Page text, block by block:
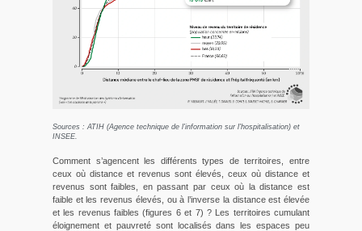
Sources : ATIH (Agence technique de l'information sur l'hospitalisation) et
INSEE.
Comment s’agencent les différents types de territoires, entre
ceux où distance et revenus sont élevés, ceux où distance et
revenus sont faibles, en passant par ceux où la distance est
faible et les revenus élevés, ou à l’inverse la distance est élevée
et les revenus faibles (figures 6 et 7) ? Les territoires cumulant
éloignement et pauvreté sont localisés dans les espaces peu